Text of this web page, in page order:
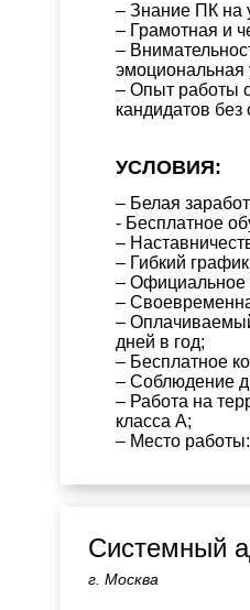
– Знание ПК на
– Грамотная и
–
эмоциональная
– Опыт работы
кандидатов
УСЛОВИЯ:
– Белая
- Бесплатное
–
– Гибкий
– Официальное
–
–
дней в год;
– Бесплатное
– Соблюдение
– Работа на
класса А;
– Место
Системный
г. Москва